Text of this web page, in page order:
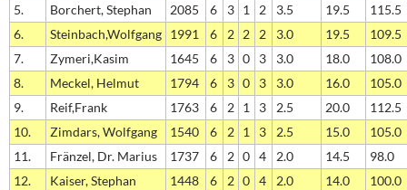
5.
Borchert, Stephan 2085 6 3 1 2 3.5 19.5
115.5
6.
Steinbach,Wolfgang 1991 6 2 2 2 3.0 19.5
109.5
7.
Zymeri,Kasim 1645 6 3 0 3 3.0 18.0
108.0
8.
Meckel, Helmut 1794 6 3 0 3 3.0 16.0
105.0
9.
Reif,Frank 1763 6 2 1 3 2.5 20.0
112.5
10.
Zimdars, Wolfgang 1540 6 2 1 3 2.5 15.0
105.0
11.
Fränzel, Dr. Marius 1737 6 2 0 4 2.0 14.5
98.0
12.
Kaiser, Stephan 1448 6 2 0 4 2.0 14.0
100.0